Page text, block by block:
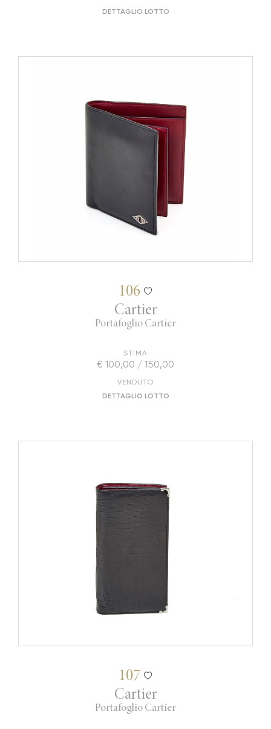
DETTAGLIO LOTTO
106
Cartier
Portafoglio Cartier
STIMA
€ 100,00 / 150,00
VENDUTO
DETTAGLIO LOTTO
107
Cartier
Portafoglio Cartier